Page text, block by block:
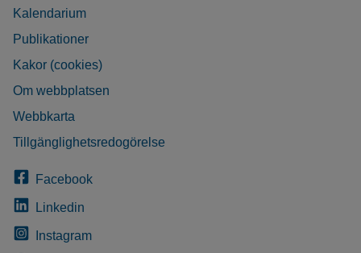
Kalendarium
Publikationer
Kakor (cookies)
Om webbplatsen
Webbkarta
Tillgänglighetsredogörelse
Facebook
Linkedin
Instagram